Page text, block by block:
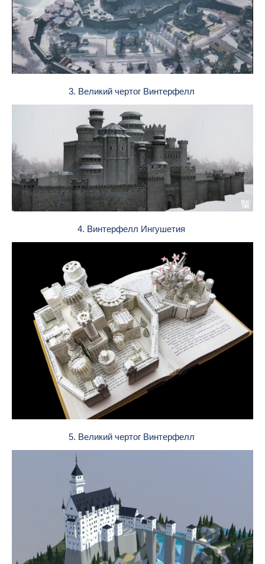
3. Великий чертог Винтерфелл
4. Винтерфелл Ингушетия
5. Великий чертог Винтерфелл